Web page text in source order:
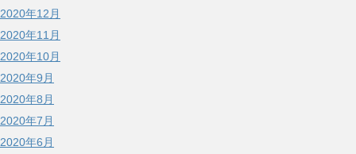
2020年12月
2020年11月
2020年10月
2020年9月
2020年8月
2020年7月
2020年6月